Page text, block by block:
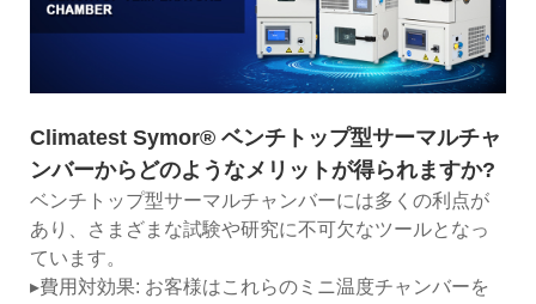
Climatest Symor® ベンチトップ型サーマルチャ
ンバーからどのようなメリットが得られますか?
ベンチトップ型サーマルチャンバーには多くの利点が
あり、さまざまな試験や研究に不可欠なツールとなっ
ています。
▸費用対効果: お客様はこれらのミニ温度チャンバーを